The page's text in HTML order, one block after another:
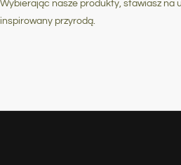
Wybierając nasze produkty, stawiasz na
inspirowany przyrodą.